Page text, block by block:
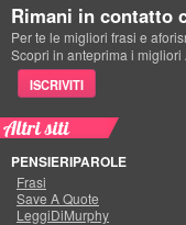
Rimani in contatto
Per te le migliori frasi e
Scopri in anteprima i
ISCRIVITI
Altri siti
PENSIERIPAROLE
Frasi
Save A Quote
LeggiDiMurphy